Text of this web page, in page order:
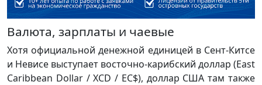
Валюта, зарплаты и чаевые
Хотя официальной денежной единицей в Сент-Китсе
и Невисе выступает восточно-карибский доллар (East
Caribbean Dollar / XCD / EC$), доллар США там также